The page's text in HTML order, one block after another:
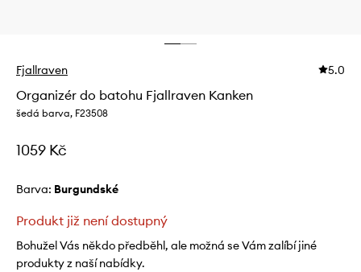
Fjallraven 5.0
Organizér do batohu Fjallraven Kanken
šedá barva, F23508
1059 Kč
Barva: burgundské
Produkt již není dostupný
Bohužel Vás někdo předběhl, ale možná se Vám zalíbí jiné
produkty z naší nabídky.